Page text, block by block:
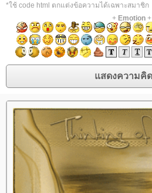
*ใช้ code html ตกแต่งข้อความได้เฉพาะสมาชิก
+ Emotion+